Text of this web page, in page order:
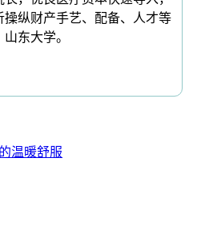
纵财产手艺、配备、人才等
东大学。
温暖舒服